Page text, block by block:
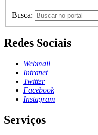
Busca:
Redes Sociais
Webmail
Intranet
Twitter
Facebook
Instagram
Serviços